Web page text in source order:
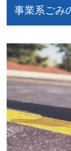
事業系ごみ